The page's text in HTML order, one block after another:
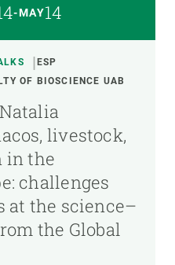
-MAY14
ESP
OF BIOSCIENCE UAB
livestock,
in the
challenges
at the science–
the Global